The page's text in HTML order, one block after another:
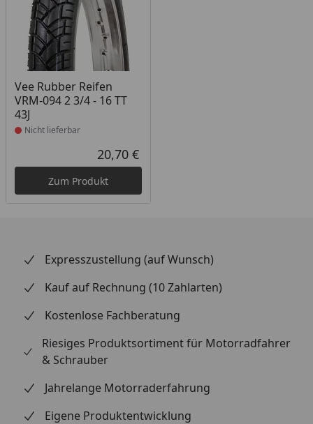
Vee Rubber Reifen
VRM-094 2 3/4 - 16 TT
43J
Produkt nicht lieferbar
Nicht lieferbar
Aktueller Preis
20,70 €
Zum Produkt
Expresszustellung (auf Wunsch)
Kauf auf Rechnung (10 Zahlarten)
Kostenlose Fachberatung
Riesiges Produktsortiment für Motorradfahrer
& Schrauber
Jahrelange Motorraderfahrung
Eigene Produktentwicklung